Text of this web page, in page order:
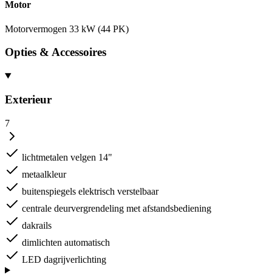
Motor
Motorvermogen 33 kW (44 PK)
Opties & Accessoires
Exterieur
7
lichtmetalen velgen 14"
metaalkleur
buitenspiegels elektrisch verstelbaar
centrale deurvergrendeling met afstandsbediening
dakrails
dimlichten automatisch
LED dagrijverlichting